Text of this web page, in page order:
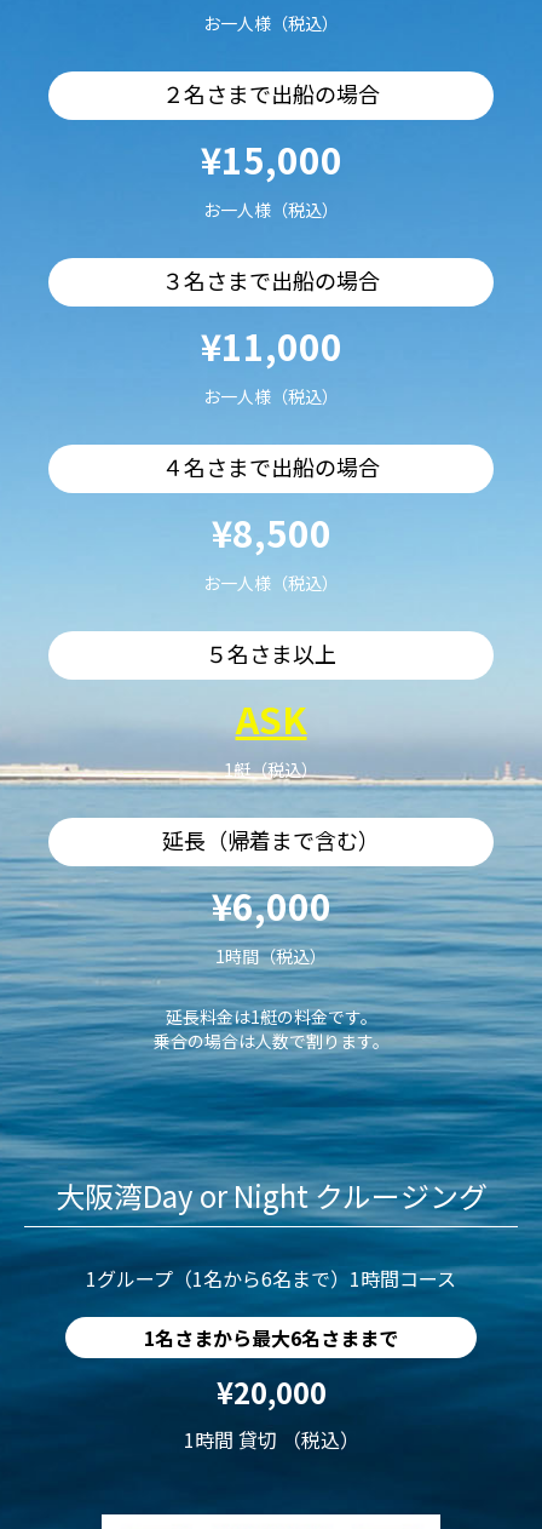
お一人様（税込）
２名さまで出船の場合
¥15,000
お一人様（税込）
３名さまで出船の場合
¥11,000
お一人様（税込）
４名さまで出船の場合
¥8,500
お一人様（税込）
５名さま以上
ASK
1艇（税込）
延長（帰着まで含む）
¥6,000
1時間（税込）
延長料金は1艇の料金です。
乗合の場合は人数で割ります。
大阪湾Day or Night クルージング
1グループ（1名から6名まで）1時間コース
1名さまから最大6名さままで
¥20,000
1時間 貸切 （税込）